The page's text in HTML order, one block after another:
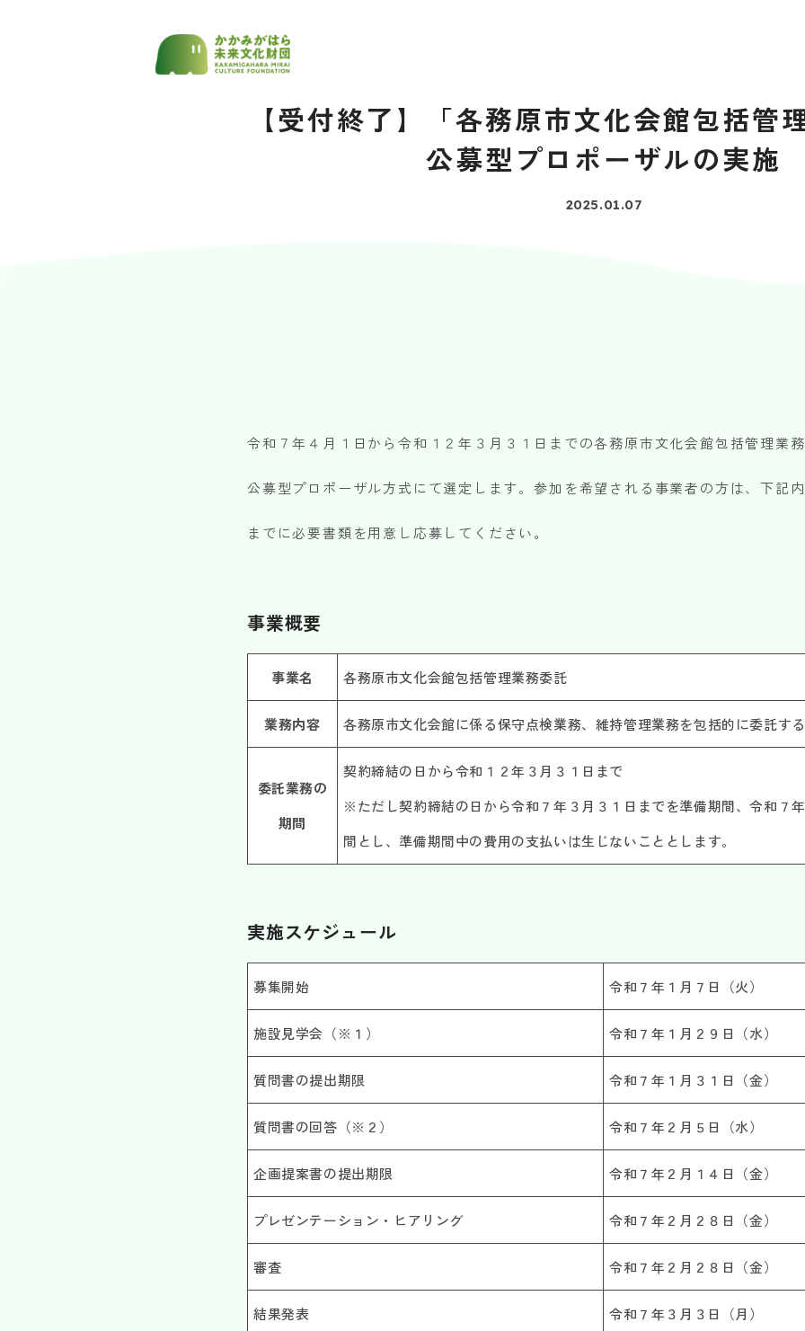
【受付終了】「各務原市文化会館包括管
公募型プロポーザルの実施
2025.01.07
令和７年４月１日から令和１２年３月３１日までの各務原市文化会館包括管理業務
公募型プロポーザル方式にて選定します。参加を希望される事業者の方は、下記
までに必要書類を用意し応募してください。
事業概要
事業名 各務原市文化会館包括管理業務委託
業務内容 各務原市文化会館に係る保守点検業務、維持管理業務を包括的に委託する
委託業務の
期間
契約締結の日から令和１２年３月３１日まで
※ただし契約締結の日から令和７年３月３１日までを準備期間、令和７
間とし、準備期間中の費用の支払いは生じないこととします。
実施スケジュール
募集開始 令和７年１月７日（火）
施設見学会（※１） 令和７年１月２９日（水）
質問書の提出期限 令和７年１月３１日（金）
質問書の回答（※２） 令和７年２月５日（水）
企画提案書の提出期限 令和７年２月１４日（金）
プレゼンテーション・ヒアリング 令和７年２月２８日（金）
審査 令和７年２月２８日（金）
結果発表 令和７年３月３日（月）